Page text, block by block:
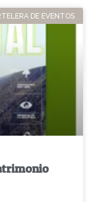
DE EVENTOS